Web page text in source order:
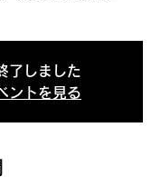
了しました
ントを見る